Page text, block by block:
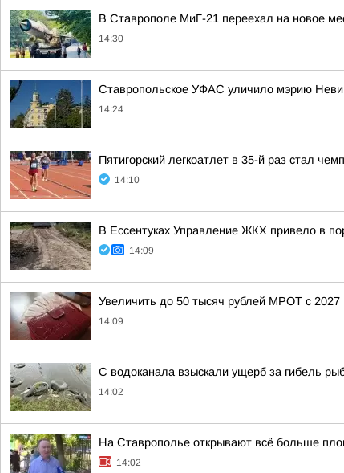
В Ставрополе МиГ-21 переехал на новое
14:30
Ставропольское УФАС уличило мэрию
14:24
Пятигорский легкоатлет в 35-й раз стал
14:10
В Ессентуках Управление ЖКХ привело в
14:09
Увеличить до 50 тысяч рублей МРОТ с 2027
14:09
С водоканала взыскали ущерб за гибель
14:02
На Ставрополье открывают всё больше
14:02